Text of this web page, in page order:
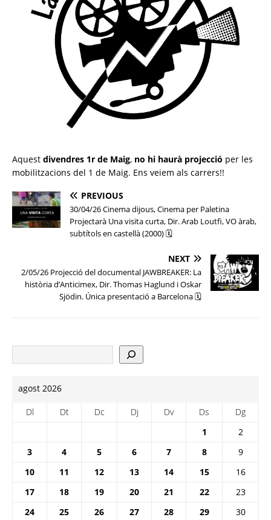
Aquest divendres 1r de Maig, no hi haurà projecció per les
mobilitzacions del 1 de Maig. Ens veiem als carrers!!
PREVIOUS
30/04/26 Cinema dijous, Cinema per Paletina
Projectarà Una visita curta, Dir. Arab Loutfi, VO àrab,
subtítols en castellà (2000) 🗓
NEXT
2/05/26 Projecció del documental JAWBREAKER: La
història d’Anticimex, Dir. Thomas Haglund i Oskar
Sjödin. Única presentació a Barcelona 🗓
agost 2026
Dl Dt Dc Dj Dv Ds
Dg
1
2
3
4 5 6 7 8
9
10
11 12 13 14 15
16
17
18 19 20 21 22
23
24
25 26 27 28 29
30